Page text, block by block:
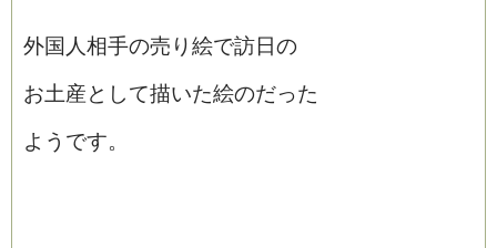
外国人相手の売り絵で訪日の
お土産として描いた絵のだった
ようです。